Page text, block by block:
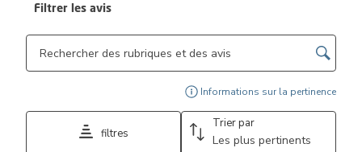
Filtrer les avis
Zone de recherche de sujet et d'avis
Informations sur la pertinence
filtres
Trier par
Les plus pertinents